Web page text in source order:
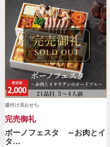
盛付け済おせち
完売御礼
ボーノフェスタ ～お肉とイ
タ…